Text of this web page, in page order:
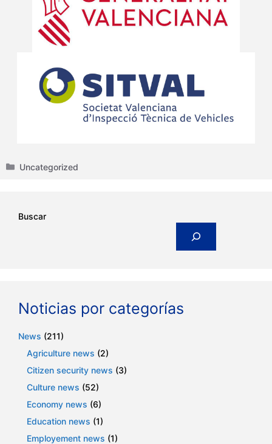
Categories
Uncategorized
Buscar
Noticias por categorías
News (211)
Agriculture news (2)
Citizen security news (3)
Culture news (52)
Economy news (6)
Education news (1)
Employement news (1)